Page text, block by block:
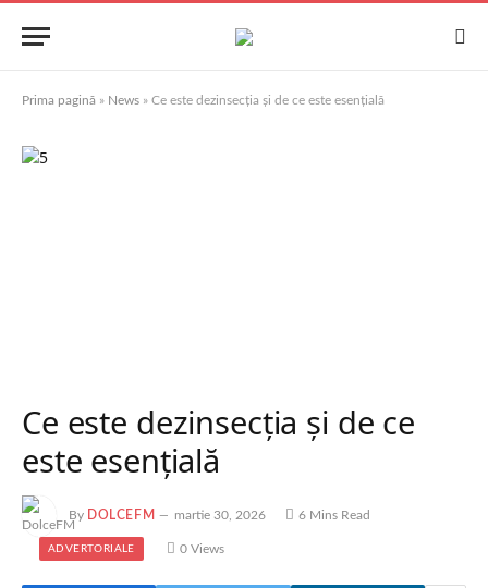
Prima pagină » News » Ce este dezinsecția și de ce este esențială
Ce este dezinsecția și de ce
este esențială
By DOLCEFM martie 30, 2026 6 Mins Read
ADVERTORIALE 0 Views